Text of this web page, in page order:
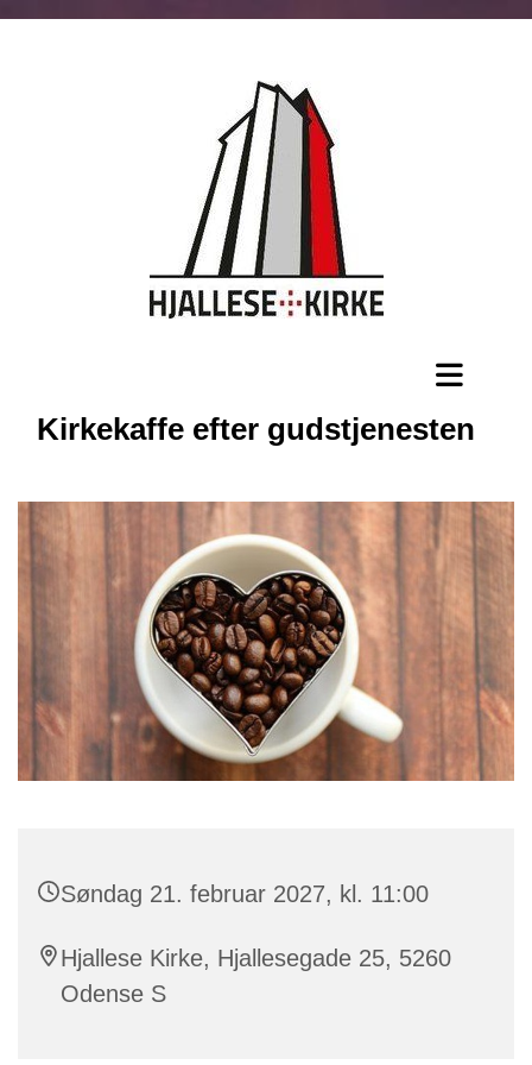
Kirkekaffe efter gudstjenesten
Søndag 21. februar 2027, kl. 11:00
Hjallese Kirke, Hjallesegade 25, 5260
Odense S